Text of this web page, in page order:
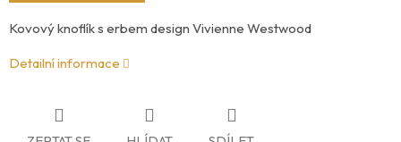
Kovový knoflík s erbem design Vivienne Westwood
Detailní informace